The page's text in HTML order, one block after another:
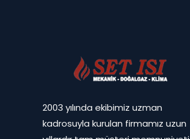
2003 yılında ekibimiz uzman
kadrosuyla kurulan firmamız uzun